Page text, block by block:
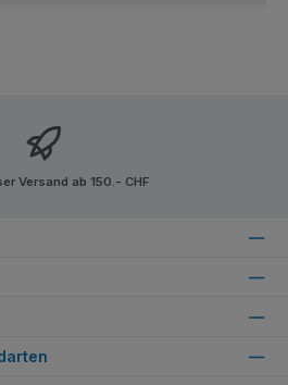
Versand ab 150.- CHF